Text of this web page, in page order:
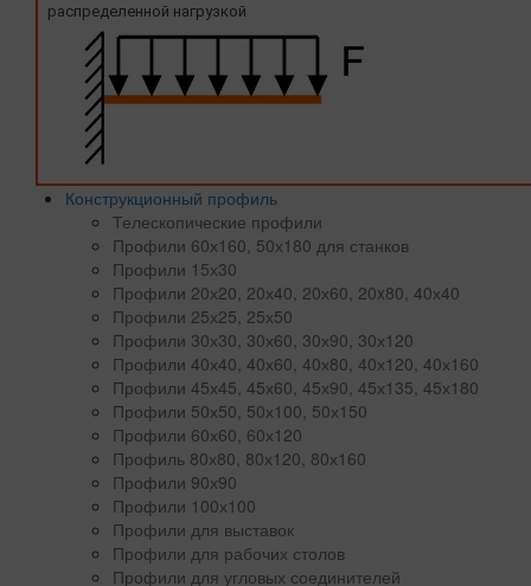
распределенной нагрузкой
Конструкционный профиль
Телескопические профили
Профили 60х160, 50х180 для станков
Профили 15х30
Профили 20х20, 20х40, 20х60, 20x80, 40х40
Профили 25х25, 25х50
Профили 30х30, 30х60, 30х90, 30х120
Профили 40х40, 40х60, 40х80, 40х120, 40х160
Профили 45х45, 45х60, 45х90, 45х135, 45х180
Профили 50х50, 50х100, 50х150
Профили 60х60, 60х120
Профиль 80х80, 80х120, 80х160
Профили 90х90
Профили 100х100
Профили для выставок
Профили для рабочих столов
Профили для угловых соединителей